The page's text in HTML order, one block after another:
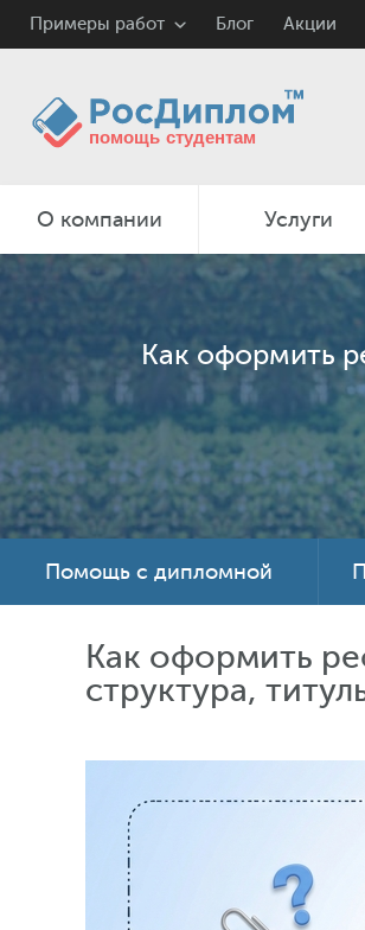
Примеры работ Блог Акции
О компании Услуги
Как оформить
Помощь с дипломной
Как оформить
структура,